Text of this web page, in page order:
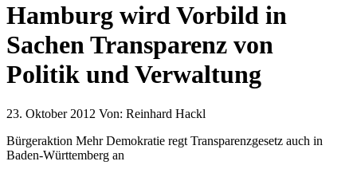
Hamburg wird Vorbild in
Sachen Transparenz von
Politik und Verwaltung
23. Oktober 2012 Von: Reinhard Hackl
Bürgeraktion Mehr Demokratie regt Transparenzgesetz auch in
Baden-Württemberg an